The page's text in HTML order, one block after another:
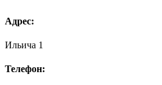
Адрес:
Ильича 1
Телефон: